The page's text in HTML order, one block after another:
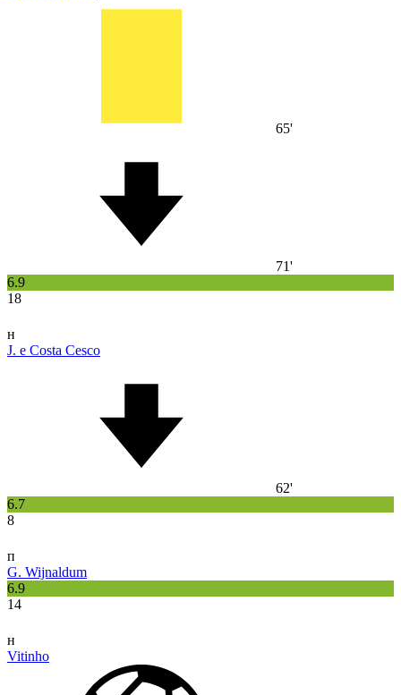
65'
71'
6.9
18
н
J. e Costa Cesco
62'
6.7
8
п
G. Wijnaldum
6.9
14
н
Vitinho